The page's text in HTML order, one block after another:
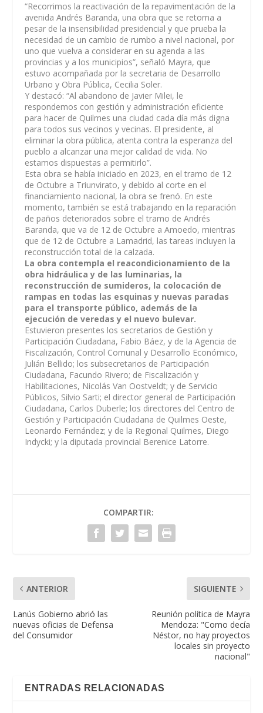
“Recorrimos la reactivación de la repavimentación de la
avenida Andrés Baranda, una obra que se retoma a
pesar de la insensibilidad presidencial y que prueba la
necesidad de un cambio de rumbo a nivel nacional, por
uno que vuelva a considerar en su agenda a las
provincias y a los municipios”, señaló Mayra, que
estuvo acompañada por la secretaria de Desarrollo
Urbano y Obra Pública, Cecilia Soler.
Y destacó: “Al abandono de Javier Milei, le
respondemos con gestión y administración eficiente
para hacer de Quilmes una ciudad cada día más digna
para todos sus vecinos y vecinas. El presidente, al
eliminar la obra pública, atenta contra la esperanza del
pueblo a alcanzar una mejor calidad de vida. No
estamos dispuestas a permitirlo”.
Esta obra se había iniciado en 2023, en el tramo de 12
de Octubre a Triunvirato, y debido al corte en el
financiamiento nacional, la obra se frenó. En este
momento, también se está trabajando en la reparación
de paños deteriorados sobre el tramo de Andrés
Baranda, que va de 12 de Octubre a Amoedo, mientras
que de 12 de Octubre a Lamadrid, las tareas incluyen la
reconstrucción total de la calzada.
La obra contempla el reacondicionamiento de la
obra hidráulica y de las luminarias, la
reconstrucción de sumideros, la colocación de
rampas en todas las esquinas y nuevas paradas
para el transporte público, además de la
ejecución de veredas y el nuevo bulevar.
Estuvieron presentes los secretarios de Gestión y
Participación Ciudadana, Fabio Báez, y de la Agencia de
Fiscalización, Control Comunal y Desarrollo Económico,
Julián Bellido; los subsecretarios de Participación
Ciudadana, Facundo Rivero; de Fiscalización y
Habilitaciones, Nicolás Van Oostveldt; y de Servicio
Públicos, Silvio Sarti; el director general de Participación
Ciudadana, Carlos Duberle; los directores del Centro de
Gestión y Participación Ciudadana de Quilmes Oeste,
Leonardo Fernández; y de la Regional Quilmes, Diego
Indycki; y la diputada provincial Berenice Latorre.
COMPARTIR:
ANTERIOR
Lanús Gobierno abrió las
nuevas oficias de Defensa
del Consumidor
SIGUIENTE
Reunión política de Mayra
Mendoza: "Como decía
Néstor, no hay proyectos
locales sin proyecto
nacional"
ENTRADAS RELACIONADAS